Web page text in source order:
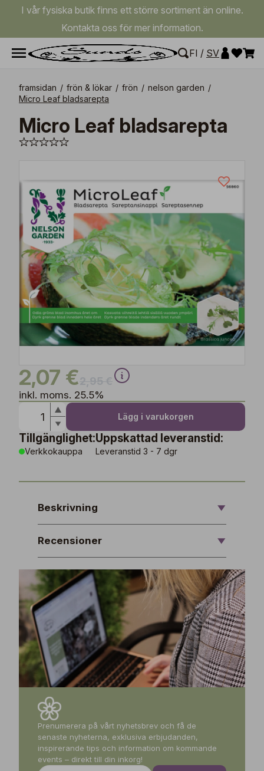
I vår fysiska butik finns ett större sortiment än online.
Kontakta oss för mer information.
FI / SV
framsidan / frön & lökar / frön / nelson garden /
Micro Leaf bladsarepta
Micro Leaf bladsarepta
2,07 €
inkl. moms. 25.5%
Lägg i varukorgen
Tillgänglighet:
Verkkokauppa
Uppskattad leveranstid:
Leveranstid 3 - 7 dgr
Beskrivning
Recensioner
Prenumerera på vårt nyhetsbrev och få de
senaste nyheterna, exklusiva erbjudanden,
inspirerande tips och information om kommande
events – direkt till din inkorg!